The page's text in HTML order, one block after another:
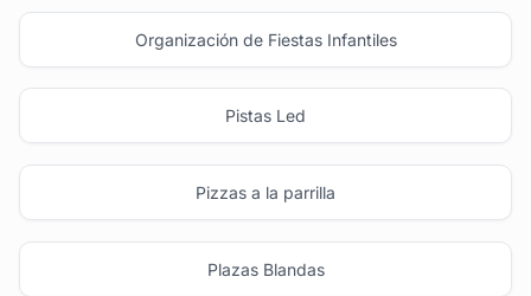
Organización de Fiestas Infantiles
Pistas Led
Pizzas a la parrilla
Plazas Blandas